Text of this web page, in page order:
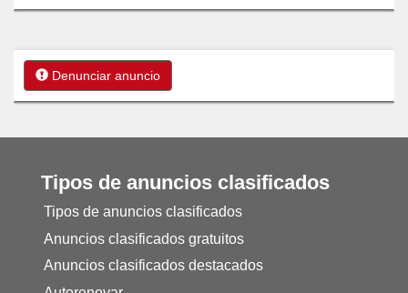
Denunciar anuncio
Tipos de anuncios clasificados
Tipos de anuncios clasificados
Anuncios clasificados gratuitos
Anuncios clasificados destacados